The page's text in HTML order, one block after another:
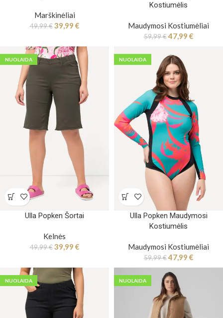
Marškinėliai
49,99€ 39,99 €
Kostiumėlis
Maudymosi Kostiumėliai
59,99€47,99 €
NUOLAIDA
Ulla Popken Šortai
Kelnės
49,99€ 39,99 €
NUOLAIDA
Ulla Popken Maudymosi
Kostiumėlis
Maudymosi Kostiumėliai
59,99€47,99 €
NUOLAIDA NUOLAIDA